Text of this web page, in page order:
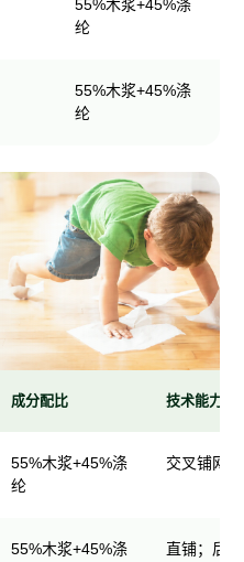
55%木浆+45%涤
纶
55%木浆+45%涤
纶
成分配比 技术能力
55%木浆+45%涤
纶
交叉铺网
55%木浆+45%涤
直铺；后